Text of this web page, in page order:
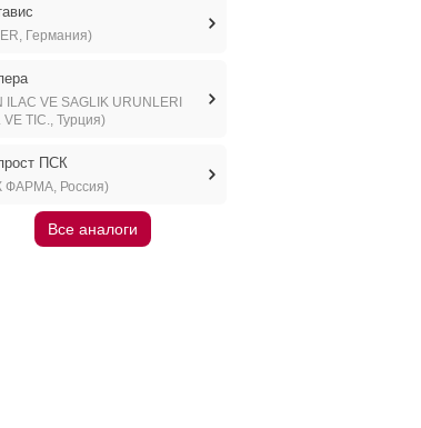
Германия)
ILAC VE SAGLIK URUNLERI
VE TIC., Турция)
ПСК
ФАРМА, Россия)
Все аналоги